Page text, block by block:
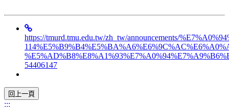
https://tmurd.tmu.edu.tw/zh_tw/announcements/
54406147
:::